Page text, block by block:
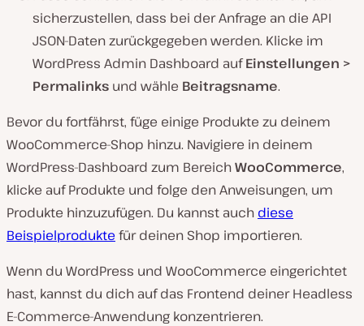
sicherzustellen, dass bei der Anfrage an die API
JSON-Daten zurückgegeben werden. Klicke im
WordPress Admin Dashboard aufEinstellungen >
Permalinks und wähle Beitragsname.
Bevor du fortfährst, füge einige Produkte zu deinem
WooCommerce-Shop hinzu. Navigiere in deinem
WordPress-Dashboard zum BereichWooCommerce,
klicke auf Produkte und folge den Anweisungen, um
Produkte hinzuzufügen. Du kannst auch diese
Beispielprodukte für deinen Shop importieren.
Wenn du WordPress und WooCommerce eingerichtet
hast, kannst du dich auf das Frontend deiner Headless
E-Commerce-Anwendung konzentrieren.